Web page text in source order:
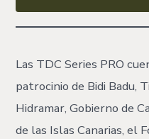
Las TDC Series PRO
patrocinio de Bidi Badu,
Hidramar, Gobierno de
de las Islas Canarias, el